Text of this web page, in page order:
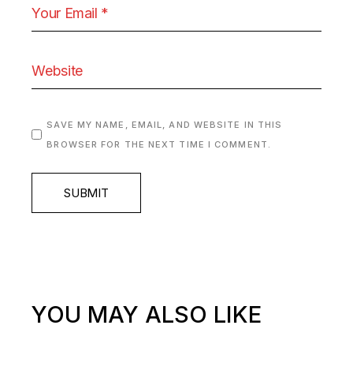
SAVE MY NAME, EMAIL, AND WEBSITE IN THIS
BROWSER FOR THE NEXT TIME I COMMENT.
SUBMIT
YOU MAY ALSO LIKE